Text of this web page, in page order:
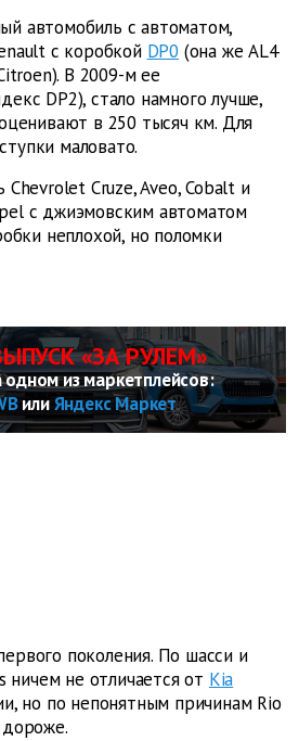
автомобиль c автоматом,
c коробкой DP0 (она же AL4
В 2009-м ее
DP2), стало намного лучше,
в 250 тысяч км. Для
маловато.
Cruze, Aveo, Cobalt и
с джиэмовским автоматом
неплохой, но поломки
«ЗА РУЛЕМ»
из маркетплейсов:
илиЯндекс Маркет
поколения. По шасси и
ничем не отличается от Kia
но по непонятным причинам Rio